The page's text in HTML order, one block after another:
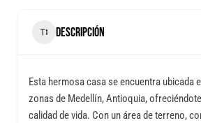
DESCRIPCIÓN
Esta hermosa casa se encuentra ubicada
zonas de Medellín, Antioquia,
calidad de vida. Con un área de terreno,